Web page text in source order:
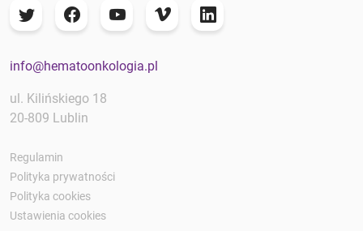
info@hematoonkologia.pl
ul. Kilińskiego 18
20-809 Lublin
Regulamin
Polityka prywatności
Polityka cookies
Ustawienia cookies